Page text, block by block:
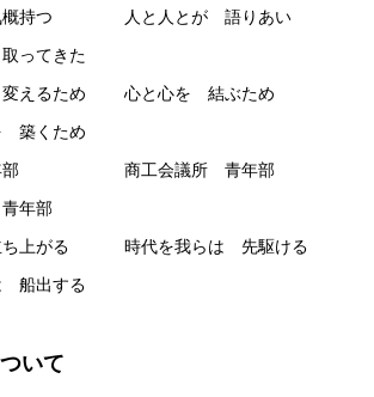
気概持つ 人と人とが 語りあい
てきた
変えるため 心と心を 結ぶため
くため
青年部 商工会議所 青年部
年部
ち上がる 時代を我らは 先駆ける
出する
いて